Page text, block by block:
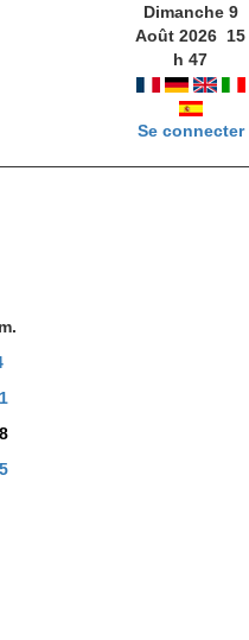
Dimanche 9
Août 2026 15
h47
Se connecter